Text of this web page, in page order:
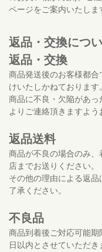
ページをご案内いたしま
返品・交換につ
返品・交換
商品発送後のお客様都
けいたしかねております。
商品に不良・欠陥があ
よりご連絡頂きますよう
返品送料
商品が不良の場合のみ、
店までお送りください。
その他の理由による返
了承ください。
不良品
商品到着後ご対応可能
日以内とさせていただき